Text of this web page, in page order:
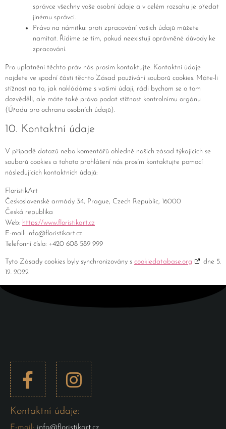
správce všechny vaše osobní údaje a v celém rozsahu je předat
jinému správci.
Právo na námitku: proti zpracování vašich údajů můžete
namítat. Řídíme se tím, pokud neexistují oprávněné důvody ke
zpracování.
Pro uplatnění těchto práv nás prosím kontaktujte. Kontaktní údaje
najdete ve spodní části těchto Zásad používání souborů cookies. Máte-li
stížnost na to, jak nakládáme s vašimi údaji, rádi bychom se o tom
dozvěděli, ale máte také právo podat stížnost kontrolnímu orgánu
(Úřadu pro ochranu osobních údajů).
10. Kontaktní údaje
V případě dotazů nebo komentářů ohledně našich zásad týkajících se
souborů cookies a tohoto prohlášení nás prosím kontaktujte pomocí
následujících kontaktních údajů:
FloristikArt
Československé armády 34, Prague, Czech Republic, 16000
Česká republika
Web: https://www.floristikart.cz
E-mail: info@floristikart.cz
Telefonní číslo: +420 608 589 999
Tyto Zásady cookies byly synchronizovány s cookiedatabase.org
dne 5.
12. 2022
Kontaktní údaje: